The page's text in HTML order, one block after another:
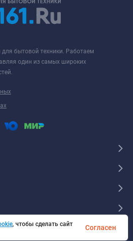
для бытовой техники. Работаем
один из самых широких
, чтобы сделать сайт
Согласен